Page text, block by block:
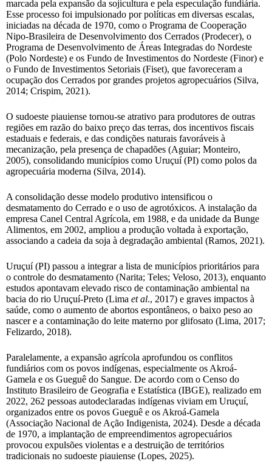
marcada pela expansão da sojicultura e pela especulação fundiária.
Esse processo foi impulsionado por políticas em diversas escalas,
iniciadas na década de 1970, como o Programa de Cooperação
Nipo-Brasileira de Desenvolvimento dos Cerrados (Prodecer), o
Programa de Desenvolvimento de Áreas Integradas do Nordeste
(Polo Nordeste) e os Fundo de Investimentos do Nordeste (Finor) e
o Fundo de Investimentos Setoriais (Fiset), que favoreceram a
ocupação dos Cerrados por grandes projetos agropecuários (Silva,
2014; Crispim, 2021).
O sudoeste piauiense tornou-se atrativo para produtores de outras
regiões em razão do baixo preço das terras, dos incentivos fiscais
estaduais e federais, e das condições naturais favoráveis à
mecanização, pela presença de chapadões (Aguiar; Monteiro,
2005), consolidando municípios como Uruçuí (PI) como polos da
agropecuária moderna (Silva, 2014).
A consolidação desse modelo produtivo intensificou o
desmatamento do Cerrado e o uso de agrotóxicos. A instalação da
empresa Canel Central Agrícola, em 1988, e da unidade da Bunge
Alimentos, em 2002, ampliou a produção voltada à exportação,
associando a cadeia da soja à degradação ambiental (Ramos, 2021).
Uruçuí (PI) passou a integrar a lista de municípios prioritários para
o controle do desmatamento (Narita; Teles; Veloso, 2013), enquanto
estudos apontavam elevado risco de contaminação ambiental na
bacia do rio Uruçuí-Preto (Lima et al., 2017) e graves impactos à
saúde, como o aumento de abortos espontâneos, o baixo peso ao
nascer e a contaminação do leite materno por glifosato (Lima, 2017;
Felizardo, 2018).
Paralelamente, a expansão agrícola aprofundou os conflitos
fundiários com os povos indígenas, especialmente os Akroá-
Gamela e os Gueguê do Sangue. De acordo com o Censo do
Instituto Brasileiro de Geografia e Estatística (IBGE), realizado em
2022, 262 pessoas autodeclaradas indígenas viviam em Uruçuí,
organizados entre os povos Gueguê e os Akroá-Gamela
(Associação Nacional de Ação Indigenista, 2024). Desde a década
de 1970, a implantação de empreendimentos agropecuários
provocou expulsões violentas e a destruição de territórios
tradicionais no sudoeste piauiense (Lopes, 2025).